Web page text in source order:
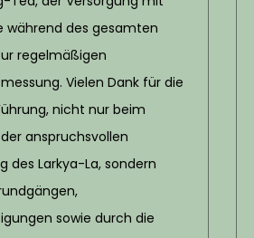
während des gesamten
regelmäßigen
Vielen Dank für die
nicht nur beim
anspruchsvollen
des Larkya-La, sondern
sowie durch die